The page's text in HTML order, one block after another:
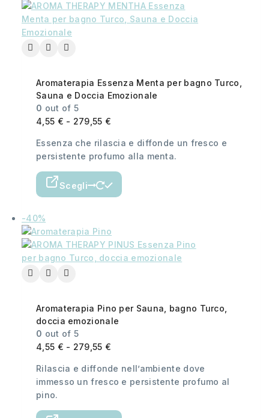
Aromaterapia Essenza Menta per bagno Turco,
Sauna e Doccia Emozionale
0 out of 5
4,55 € - 279,55 €
Essenza che rilascia e diffonde un fresco e
persistente profumo alla menta.
Scegli
-40%
Aromaterapia Pino per Sauna, bagno Turco,
doccia emozionale
0 out of 5
4,55 € - 279,55 €
Rilascia e diffonde nell’ambiente dove
immesso un fresco e persistente profumo al
pino.